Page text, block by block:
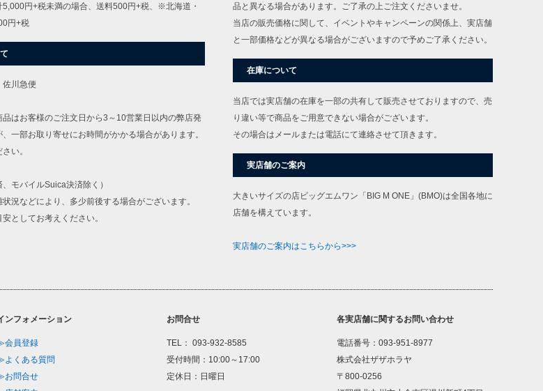
5,000円+税未満の場合、送料500円+税、※北海道・
円+税
川急便
品はお客様のご注文日から3～10営業日以内の弊店発
一部お取り寄せにお時間がかかる場合があります。
い。
、モバイルSuica決済除く）
況などにより、多少前後する場合がございます。
安としてお考えください。
品と異なる場合があります。ご了承の上ご注文くださいませ。
当店の販売価格に関して、イベントやキャンペーンの関係上、実店舗
と一部価格などが異なる場合がございますので予めご了承ください。
在庫について
当店では実店舗の在庫を一部の共有して販売させておりますので、売
り違い等で商品をご用意できない場合がございます。
その場合はメールまたは電話にて連絡させて頂きます。
実店舗のご案内
大きいサイズの店ビッグエムワン「BIG M ONE」(BMO)は全国各地に
店舗を構えています。
実店舗のご案内はこちらから>>>
ンフォメーション
会員登録
よくある質問
お問合せ
お問合せ
TEL： 093-932-8585
受付時間：10:00～17:00
定休日：日曜日
各実店舗に関するお問い合わせ
電話番号：093-951-8977
株式会社ザザホラヤ
〒800-0256